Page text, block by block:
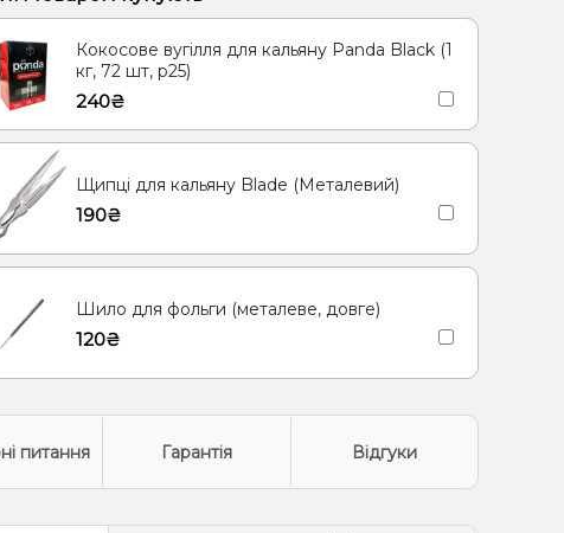
Кокосове вугілля для кальяну Panda Black (1
кг, 72 шт, р25)
240₴
Щипці для кальяну Blade (Металевий)
190₴
Шило для фольги (металеве, довге)
120₴
питання Гарантія Відгуки